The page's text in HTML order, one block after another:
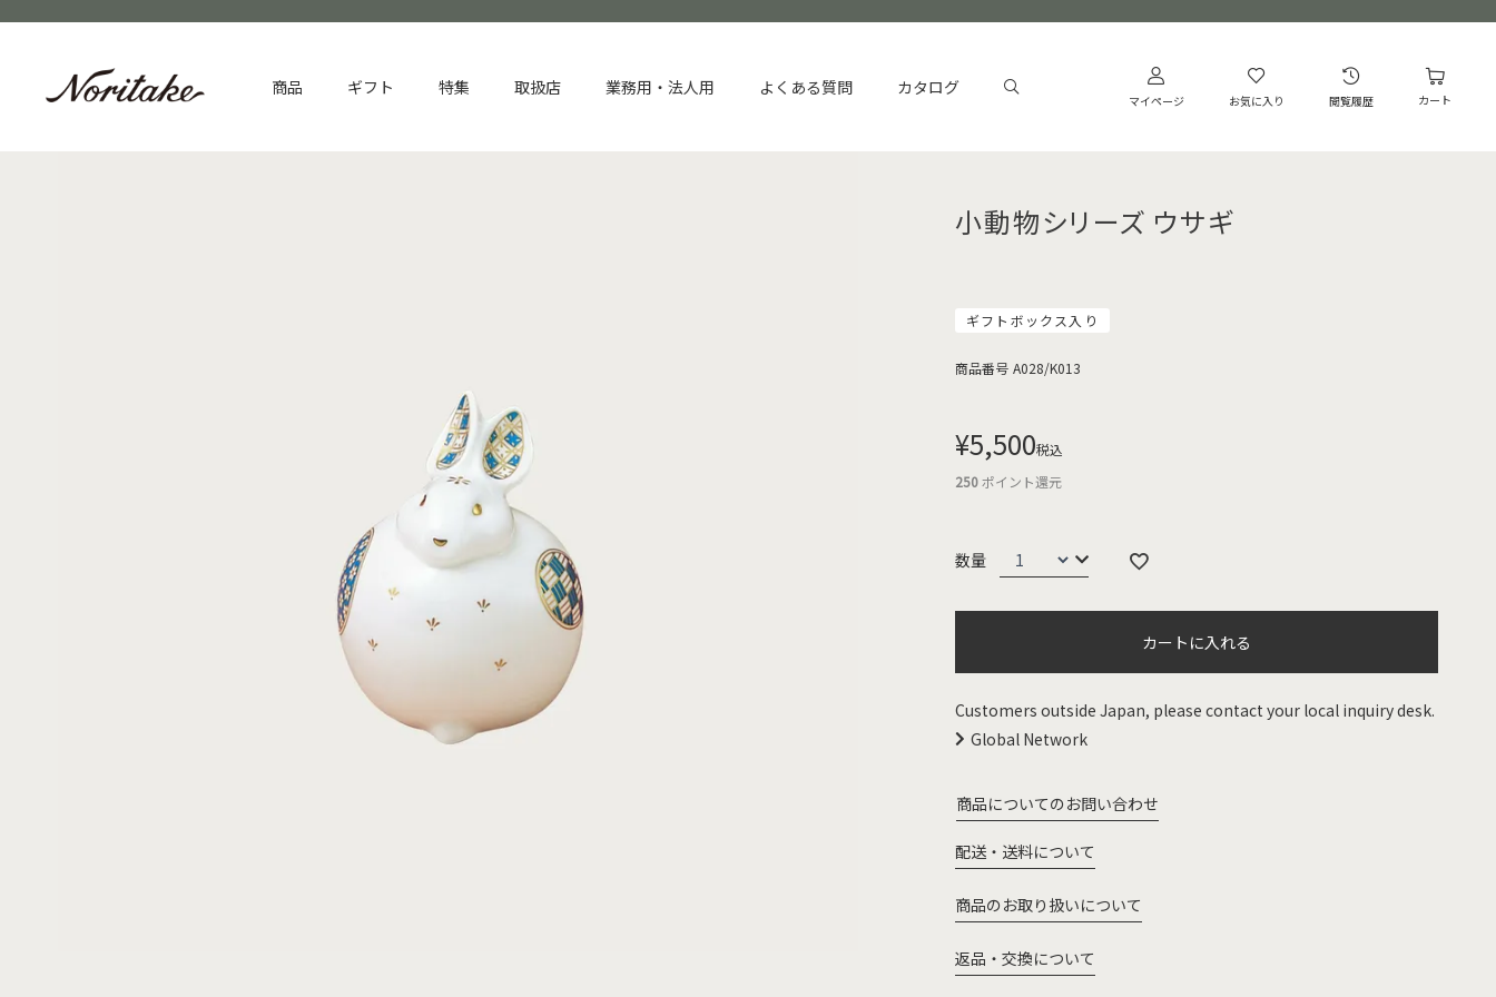
商品 ギフト 特集 取扱店 業務用・法人用 よくある質問 カタログ
マイページ お気に入り 閲覧履歴 カート
小動物シリーズ ウサギ
ギフトボックス入り
商品番号 A028/K013
¥5,500税込
250ポイント還元
カートに入れる
Customers outside Japan, please contact your local inquiry desk.
Global Network
商品についてのお問い合わせ
配送・送料について
商品のお取り扱いについて
返品・交換について